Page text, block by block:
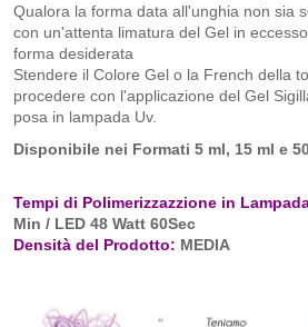
Qualora la forma data all'unghia non sia
con un'attenta limatura del Gel in
forma desiderata
Stendere il Colore Gel o la French della
procedere con l'applicazione del Gel
posa in lampada Uv.
Disponibile nei Formati 5 ml, 15 ml e
Tempi di Polimerizzazzione in
Min / LED 48 Watt 60Sec
Densità del Prodotto: MEDIA